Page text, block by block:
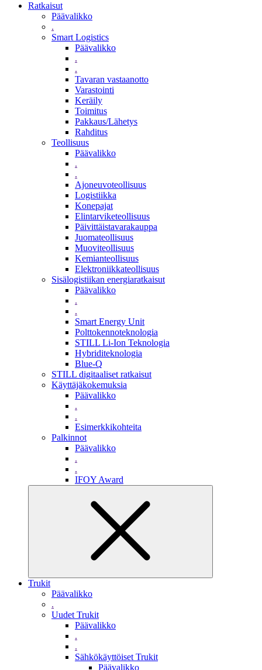
Ratkaisut
Päävalikko
.
Smart Logistics
Päävalikko
.
.
Tavaran vastaanotto
Varastointi
Keräily
Toimitus
Pakkaus/Lähetys
Rahditus
Teollisuus
Päävalikko
.
.
Ajoneuvoteollisuus
Logistiikka
Konepajat
Elintarviketeollisuus
Päivittäistavarakauppa
Juomateollisuus
Muoviteollisuus
Kemianteollisuus
Elektroniikkateollisuus
Sisälogistiikan energiaratkaisut
Päävalikko
.
.
Smart Energy Unit
Polttokennoteknologia
STILL Li-Ion Teknologia
Hybriditeknologia
Blue-Q
STILL digitaaliset ratkaisut
Käyttäjäkokemuksia
Päävalikko
.
.
Esimerkkikohteita
Palkinnot
Päävalikko
.
.
IFOY Award
Trukit
Päävalikko
.
Uudet Trukit
Päävalikko
.
.
Sähkökäyttöiset Trukit
Päävalikko